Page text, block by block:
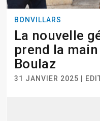
BONVILLARS
La nouvelle
prend la main
Boulaz
31 JANVIER 2025 |